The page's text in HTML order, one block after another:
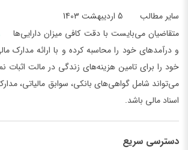
سایر مطالب 5 اردیبهشت 1403
متقاضیان می‌بایست با دقت کافی میزان دارایی‌ها
و درآمدهای خود را محاسبه کرده و با ارائه مدارک
خود را برای تامین هزینه‌های زندگی در مالت اثبات
می‌تواند شامل گواهی‌های بانکی، سوابق مالیاتی،
اسناد مالی باشد.
دسترسی سریع